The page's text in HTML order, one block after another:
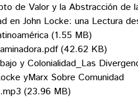
de Valor y la Abstracción de
en John Locke: una Lectura
(1.55 MB)
(42.62 KB)
y Colonialidad_Las
yMarx Sobre Comunidad
(23.96 MB)